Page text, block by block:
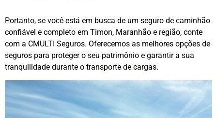
Portanto, se você está em busca de um seguro de caminhão
confiável e completo em Timon, Maranhão e região, conte
com a CMULTI Seguros. Oferecemos as melhores opções de
seguros para proteger o seu patrimônio e garantir a sua
tranquilidade durante o transporte de cargas.